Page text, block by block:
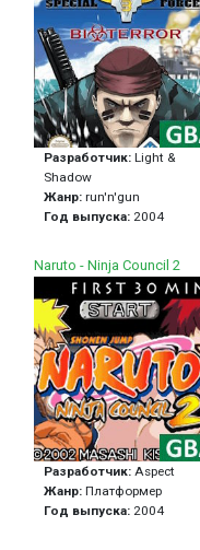
Разработчик: Light &
Shadow
Жанр: run'n'gun
Год выпуска: 2004
Naruto - Ninja Council 2
Разработчик: Aspect
Жанр: Платформер
Год выпуска: 2004